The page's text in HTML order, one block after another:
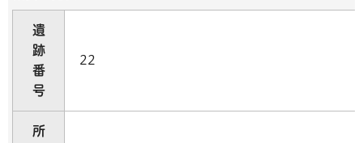
遺
跡
番
号
22
所